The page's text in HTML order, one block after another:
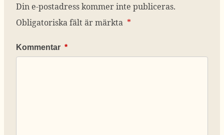
Din e-postadress kommer inte publiceras.
Obligatoriska fält är märkta *
Kommentar *